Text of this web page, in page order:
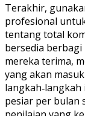
Terakhir,
profesional
tentang total
bersedia
mereka terima,
yang akan
pesiar per bulan